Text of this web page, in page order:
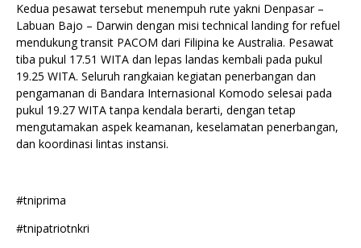
Kedua pesawat tersebut menempuh rute yakni Denpasar –
Labuan Bajo – Darwin dengan misi technical landing for refuel
mendukung transit PACOM dari Filipina ke Australia. Pesawat
tiba pukul 17.51 WITA dan lepas landas kembali pada pukul
19.25 WITA. Seluruh rangkaian kegiatan penerbangan dan
pengamanan di Bandara Internasional Komodo selesai pada
pukul 19.27 WITA tanpa kendala berarti, dengan tetap
mengutamakan aspek keamanan, keselamatan penerbangan,
dan koordinasi lintas instansi.
#tniprima
#tnipatriotnkri